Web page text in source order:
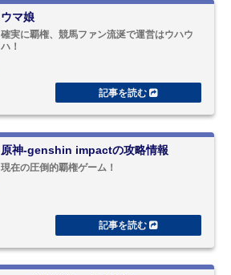
ウマ娘
確実に覇権、競馬ファン流涎で運営はウハウ
ハ！
原神-genshin impactの攻略情報
現在の圧倒的覇権ゲーム！